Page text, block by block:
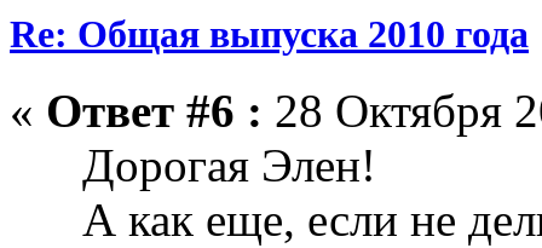
Re: Общая выпуска 2010 года
« Ответ #6 : 28 Октября
Дорогая Элен!
А как еще, если не